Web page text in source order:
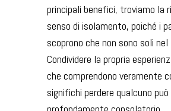
principali benefici, troviamo la
senso di isolamento, poiché i
scoprono che non sono soli nel
Condividere la propria
che comprendono veramente
significhi perdere qualcuno